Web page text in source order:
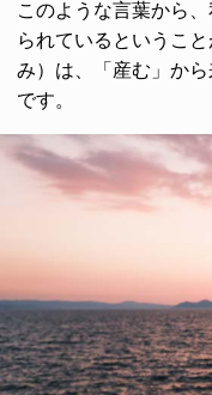
このような言葉から
られているというこ
み）は、「産む」か
です。